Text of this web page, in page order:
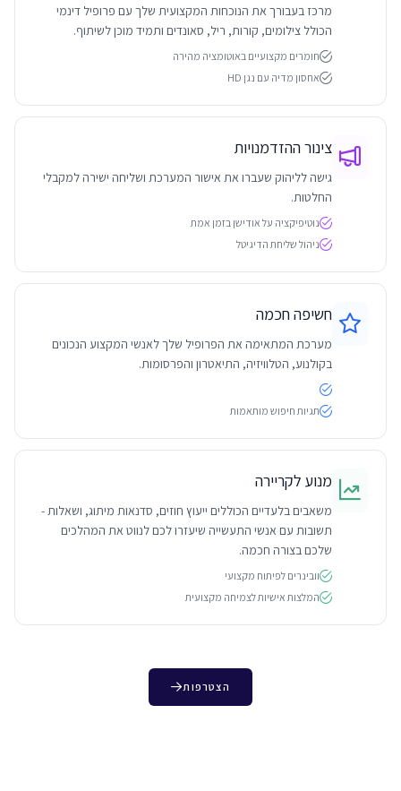
מרכז בעבורך את הנוכחות המקצועית שלך עם פרופיל דינמי
הכולל צילומים, קורות, ריל, סאונדים ותמיד מוכן לשיתוף.
חומרים מקצועיים באוטומציה מהירה
אחסון מדיה עם נגן HD
צינור ההזדמנויות
גישה לליהוק שעברו את אישור המערכת ושליחה ישירה למקבלי
החלטות.
נוטיפיקציה על אודישן בזמן אמת
ניהול שליחת הדיגיטל
חשיפה חכמה
מערכת המתאימה את הפרופיל שלך לאנשי המקצוע הנכונים
בקולנוע, הטלוויזיה, התיאטרון והפרסומות.
תגיות חיפוש מותאמות
מנוע לקריירה
משאבים בלעדיים הכוללים ייעוץ חוזים, סדנאות מיתוג, ושאלות -
תשובות עם אנשי התעשייה שיעזרו לכם לנווט את המהלכים
שלכם בצורה חכמה.
וובינרים לפיתוח מקצועי
המלצות אישיות לצמיחה מקצועית
הצטרפות